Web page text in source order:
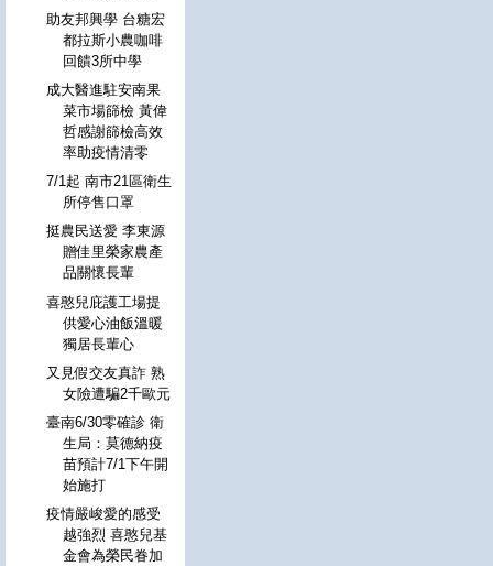
助友邦興學 台糖宏
都拉斯小農咖啡
回饋3所中學
成大醫進駐安南果
菜市場篩檢 黃偉
哲感謝篩檢高效
率助疫情清零
7/1起 南市21區衛生
所停售口罩
挺農民送愛 李東源
贈佳里榮家農產
品關懷長輩
喜憨兒庇護工場提
供愛心油飯溫暖
獨居長輩心
又見假交友真詐 熟
女險遭騙2千歐元
臺南6/30零確診 衛
生局：莫德納疫
苗預計7/1下午開
始施打
疫情嚴峻愛的感受
越強烈 喜憨兒基
金會為榮民眷加